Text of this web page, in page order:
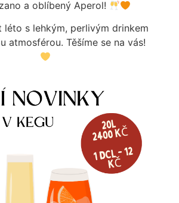
STOJAN PRISMA 1 OTV.
8 299Kč
Dostupné na objednávku
Více informací
a oblíbený Aperol!
léto s lehkým, perlivým drinkem
atmosférou. Těšíme se na vás!